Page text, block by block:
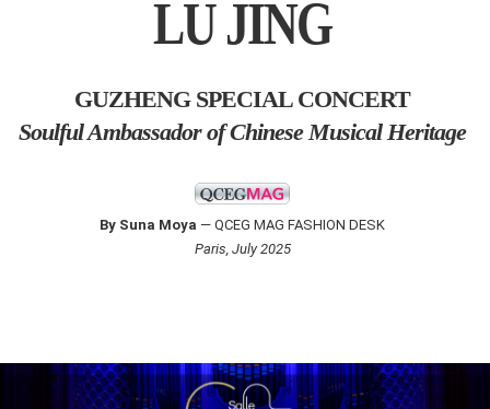
LU JING
GUZHENG SPECIAL CONCERT
Soulful Ambassador of Chinese Musical Heritage
By Suna Moya — QCEG MAG FASHION DESK
Paris, July 2025